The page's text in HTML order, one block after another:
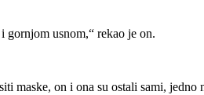
gornjom usnom,“ rekao je on.
on i ona su ostali sami, jedno